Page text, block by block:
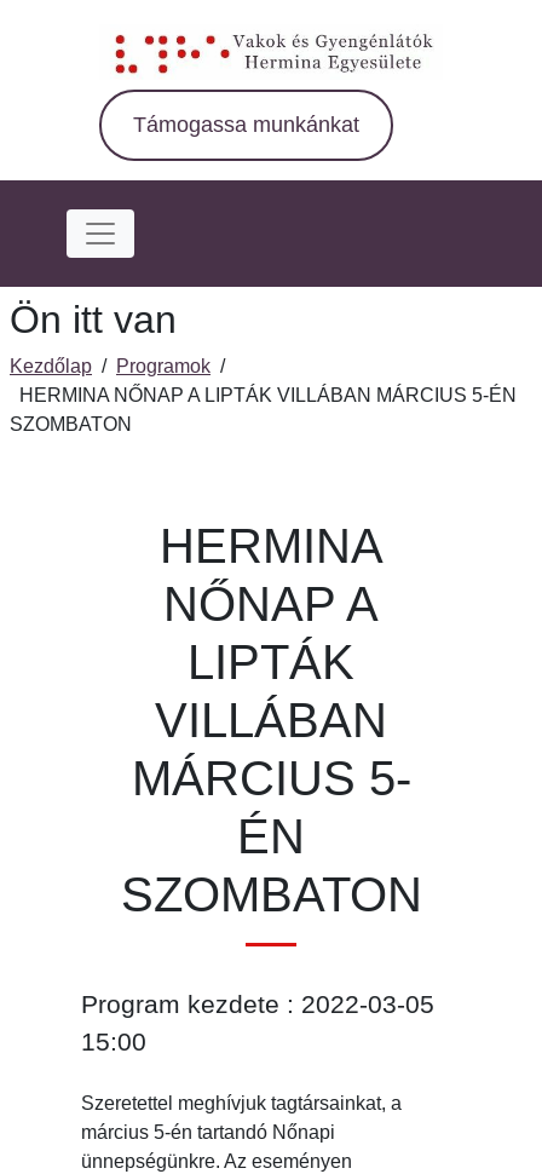
Támogassa munkánkat
Ön itt van
Kezdőlap / Programok /
HERMINA NŐNAP A LIPTÁK VILLÁBAN MÁRCIUS 5-ÉN
SZOMBATON
HERMINA
NŐNAP A
LIPTÁK
VILLÁBAN
MÁRCIUS 5-
ÉN
SZOMBATON
Program kezdete : 2022-03-05
15:00
Szeretettel meghívjuk tagtársainkat, a
március 5-én tartandó Nőnapi
ünnepségünkre. Az eseményen